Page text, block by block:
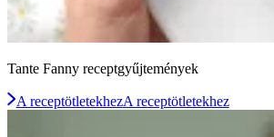
Tante Fanny receptgyűjtemények
A receptötletekhezA receptötletekhez